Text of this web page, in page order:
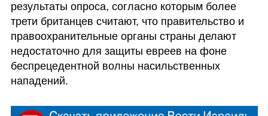
результаты опроса, согласно которым более
трети британцев считают, что правительство и
правоохранительные органы страны делают
недостаточно для защиты евреев на фоне
беспрецедентной волны насильственных
нападений.